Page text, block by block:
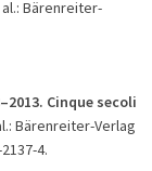
Bärenreiter-
Cinque secoli
Bärenreiter-Verlag
4.